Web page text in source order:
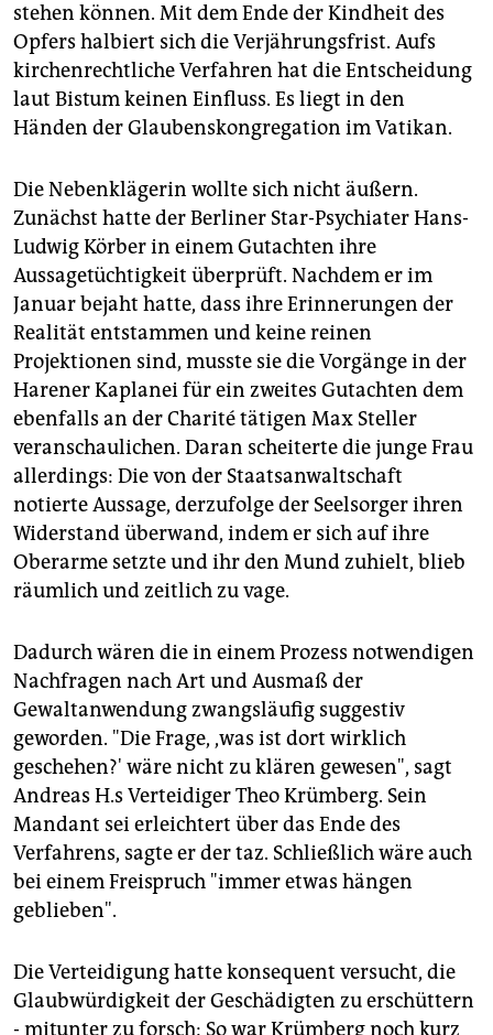
stehen können. Mit dem Ende der Kindheit des
Opfers halbiert sich die Verjährungsfrist. Aufs
kirchenrechtliche Verfahren hat die Entscheidung
laut Bistum keinen Einfluss. Es liegt in den
Händen der Glaubenskongregation im Vatikan.
Die Nebenklägerin wollte sich nicht äußern.
Zunächst hatte der Berliner Star-Psychiater Hans-
Ludwig Körber in einem Gutachten ihre
Aussagetüchtigkeit überprüft. Nachdem er im
Januar bejaht hatte, dass ihre Erinnerungen der
Realität entstammen und keine reinen
Projektionen sind, musste sie die Vorgänge in der
Harener Kaplanei für ein zweites Gutachten dem
ebenfalls an der Charité tätigen Max Steller
veranschaulichen. Daran scheiterte die junge Frau
allerdings: Die von der Staatsanwaltschaft
notierte Aussage, derzufolge der Seelsorger ihren
Widerstand überwand, indem er sich auf ihre
Oberarme setzte und ihr den Mund zuhielt, blieb
räumlich und zeitlich zu vage.
Dadurch wären die in einem Prozess notwendigen
Nachfragen nach Art und Ausmaß der
Gewaltanwendung zwangsläufig suggestiv
geworden. "Die Frage, ,was ist dort wirklich
geschehen?' wäre nicht zu klären gewesen", sagt
Andreas H.s Verteidiger Theo Krümberg. Sein
Mandant sei erleichtert über das Ende des
Verfahrens, sagte er der taz. Schließlich wäre auch
bei einem Freispruch "immer etwas hängen
geblieben".
Die Verteidigung hatte konsequent versucht, die
Glaubwürdigkeit der Geschädigten zu erschüttern
- mitunter zu forsch: So war Krümberg noch kurz